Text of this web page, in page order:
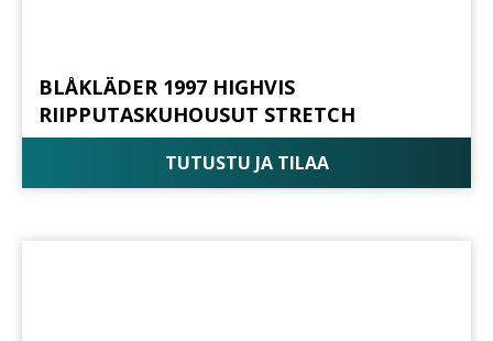
BLÅKLÄDER 1997 HIGHVIS
RIIPPUTASKUHOUSUT STRETCH
TUTUSTU JA TILAA